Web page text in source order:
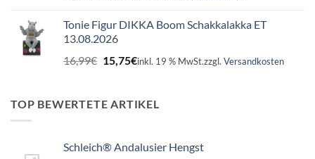
Tonie Figur DIKKA Boom Schakkalakka ET
13.08.2026
16,99€ Ursprünglicher
Preis
16,99€
15,75€Aktueller
15,75€.
inkl. 19 % MwSt.zzgl. Versandkosten
TOP BEWERTETE ARTIKEL
Schleich® Andalusier Hengst